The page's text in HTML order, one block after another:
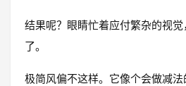
结果呢？眼睛忙着应付繁杂的视
了。
极简风偏不这样。它像个会做减